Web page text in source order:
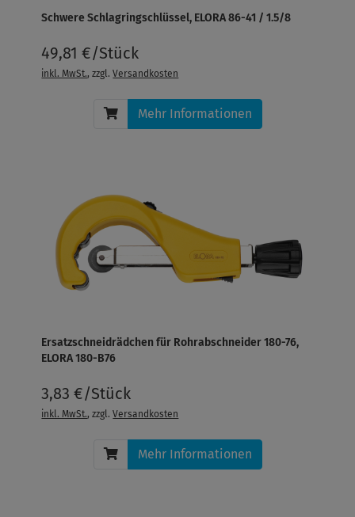
Schwere Schlagringschlüssel, ELORA 86-41 / 1.5/8
49,81 €/Stück
inkl. MwSt., zzgl.Versandkosten
Mehr Informationen
Ersatzschneidrädchen für Rohrabschneider 180-76,
ELORA 180-B76
3,83 €/Stück
inkl. MwSt., zzgl.Versandkosten
Mehr Informationen